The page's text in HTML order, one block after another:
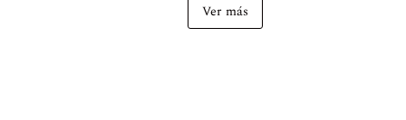
Ver más